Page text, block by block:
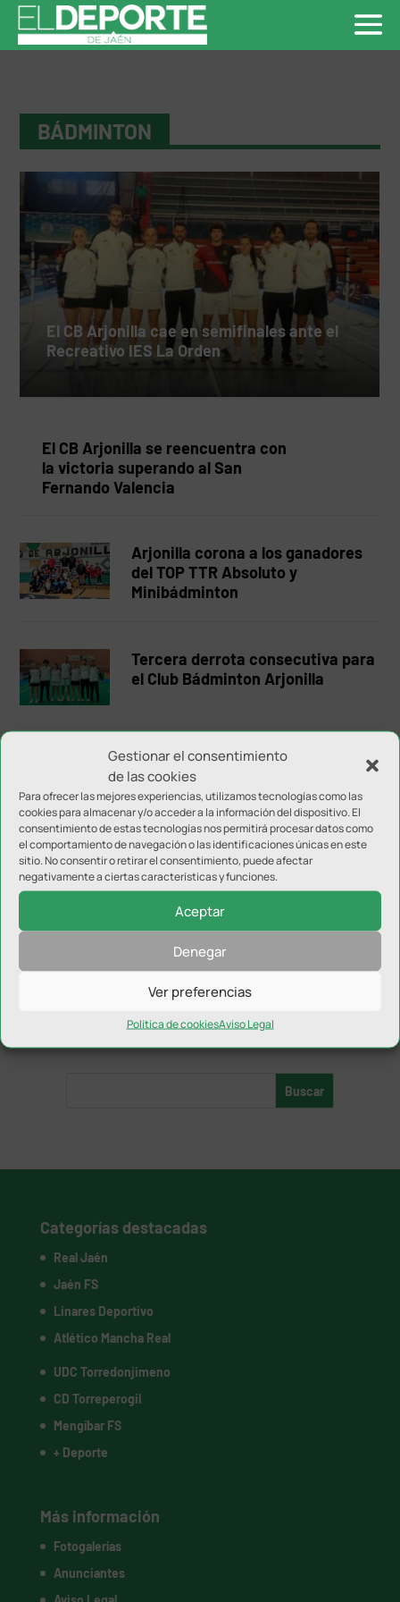
Gestionar el consentimiento
de las cookies
Para ofrecer las mejores experiencias, utilizamos tecnologías como las
cookies para almacenar y/o acceder a la información del dispositivo. El
consentimiento de estas tecnologías nos permitirá procesar datos como
el comportamiento de navegación o las identificaciones únicas en este
sitio. No consentir o retirar el consentimiento, puede afectar
negativamente a ciertas características y funciones.
Aceptar
Denegar
Ver preferencias
Política de cookiesAviso Legal
BÁDMINTON
El CB Arjonilla cae en semifinales ante el
Recreativo IES La Orden
El CB Arjonilla se reencuentra con
la victoria superando al San
Fernando Valencia
Arjonilla corona a los ganadores
del TOP TTR Absoluto y
Minibádminton
Tercera derrota consecutiva para
el Club Bádminton Arjonilla
Notable papel de los senior del
Badflay Jaén en Madrid
El CB Arjonilla encadena su
segunda derrota consecutiva
ante el Granada Torres
3 ... 10
Categorías destacadas
Real Jaén
Jaén FS
Linares Deportivo
Atlético Mancha Real
UDC Torredonjimeno
CD Torreperogil
Mengíbar FS
+ Deporte
Más información
Fotogalerías
Anunciantes